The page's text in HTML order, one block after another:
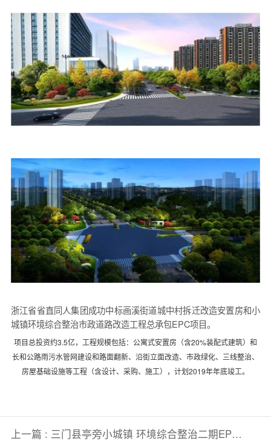
浙江省省直同人集团成功中标画溪街道城中村拆迁改造安置房和小
城镇环境综合整治市政道路改造工程总承包EPC项目。
项目总投资约3.5亿，工程规模包括：公寓式安置房（含20%装配式建筑）和
长和公路雨污水管网建设和路面翻新、沿街立面改造、市政绿化、三线整治、
房屋基础设施等工程（含设计、采购、施工），计划2019年年底竣工。
上一篇 : 三门县亭旁小城镇 环境综合整治二期EP…